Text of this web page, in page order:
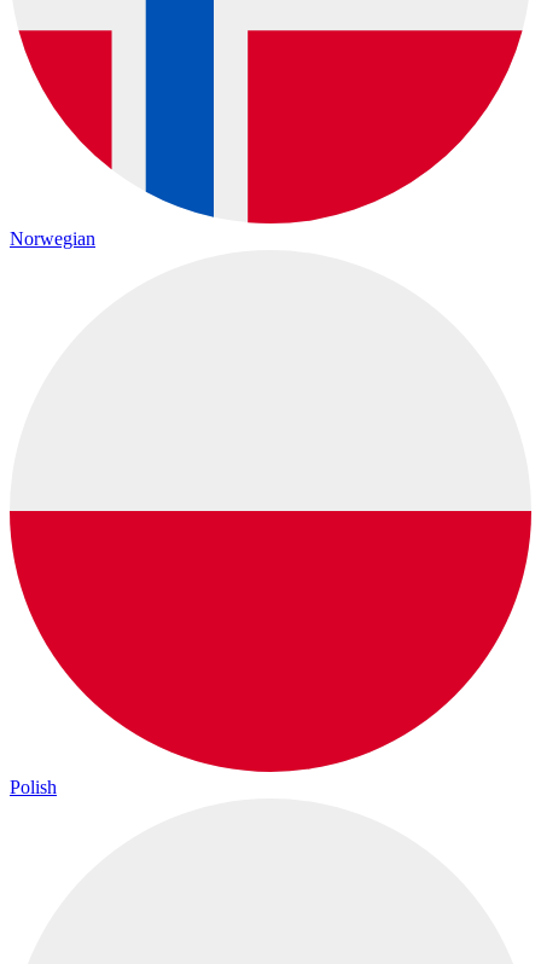
Norwegian
Polish